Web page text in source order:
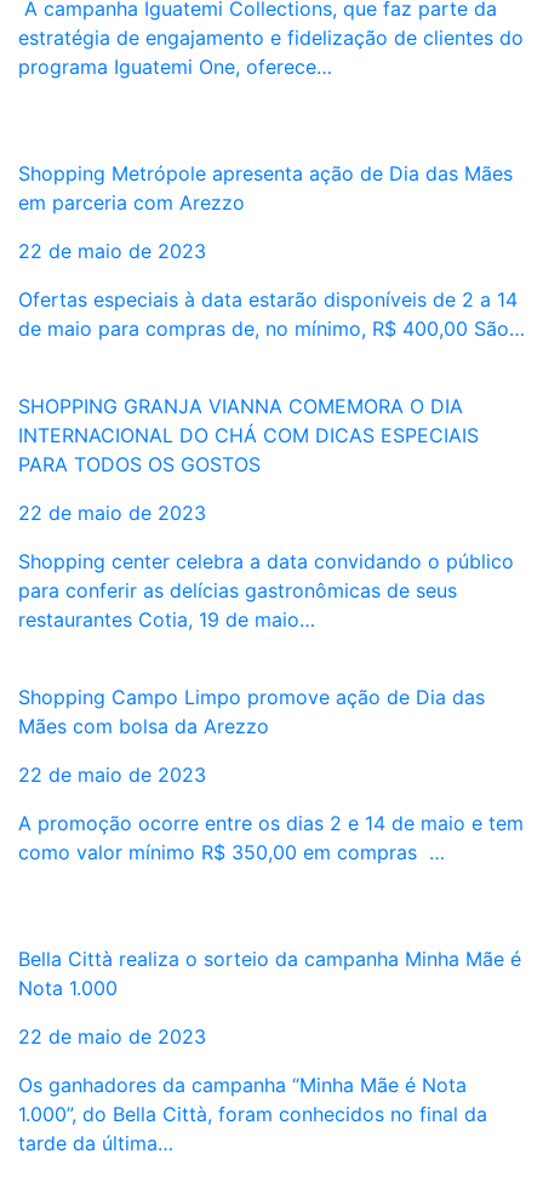
A campanha Iguatemi Collections, que faz parte da
estratégia de engajamento e fidelização de clientes do
programa Iguatemi One, oferece…
Shopping Metrópole apresenta ação de Dia das Mães
em parceria com Arezzo
22 de maio de 2023
Ofertas especiais à data estarão disponíveis de 2 a 14
de maio para compras de, no mínimo, R$ 400,00 São…
SHOPPING GRANJA VIANNA COMEMORA O DIA
INTERNACIONAL DO CHÁ COM DICAS ESPECIAIS
PARA TODOS OS GOSTOS
22 de maio de 2023
Shopping center celebra a data convidando o público
para conferir as delícias gastronômicas de seus
restaurantes Cotia, 19 de maio…
Shopping Campo Limpo promove ação de Dia das
Mães com bolsa da Arezzo
22 de maio de 2023
A promoção ocorre entre os dias 2 e 14 de maio e tem
como valor mínimo R$ 350,00 em compras …
Bella Città realiza o sorteio da campanha Minha Mãe é
Nota 1.000
22 de maio de 2023
Os ganhadores da campanha “Minha Mãe é Nota
1.000”, do Bella Città, foram conhecidos no final da
tarde da última…